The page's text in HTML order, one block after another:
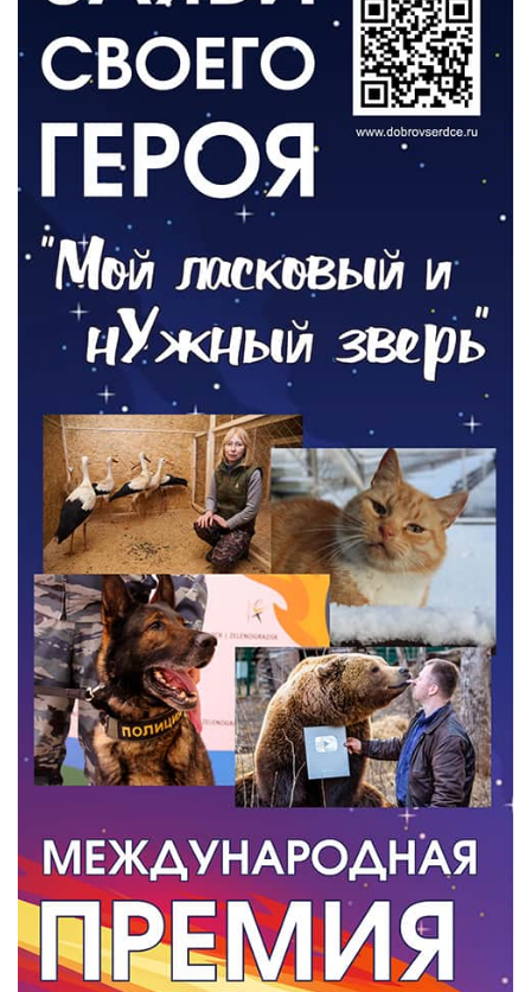
День памяти и «Симфония народов»
06.08.2026
Новый настил на экотропе
05.08.2026